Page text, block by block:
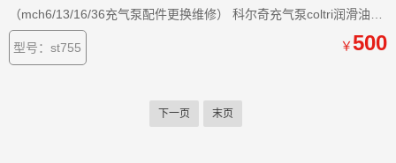
（mch6/13/16/36充气泵配件更换维修） 科尔奇充气泵coltri润滑油
ce750合成机油强列建议任何用于呼吸的用户不要使用非于呼吸空气
的COLTRI OIL合成润滑油，
型号：st755 ￥500
下一页 末页